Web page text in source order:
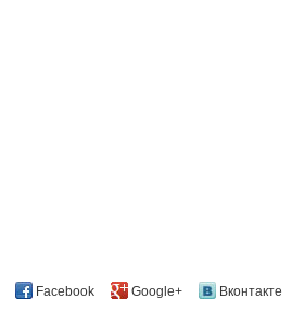
Facebook Google+ Вконтакте